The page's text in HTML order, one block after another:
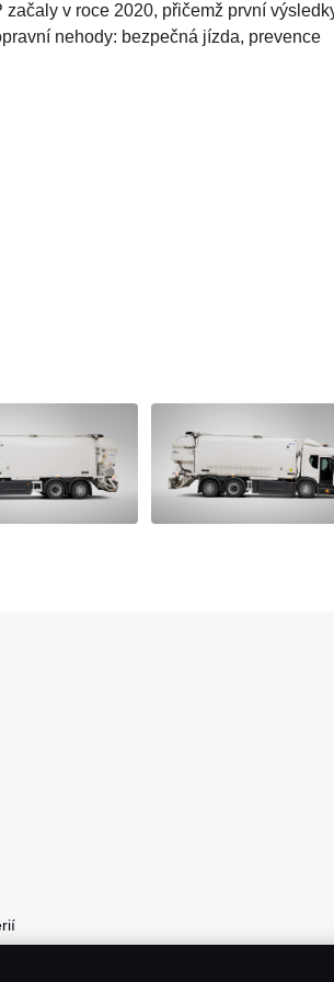
v roce 2020, přičemž první
nehody: bezpečná jízda, prevence